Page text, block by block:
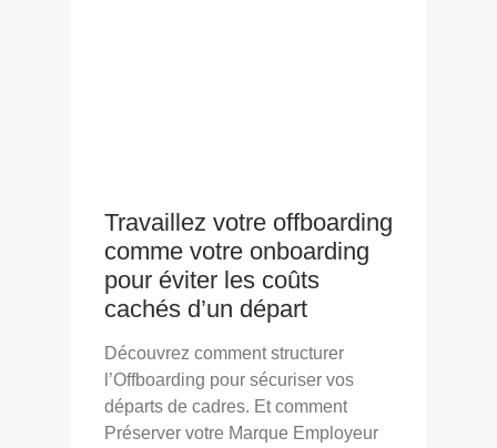
Travaillez votre offboarding
comme votre onboarding
pour éviter les coûts
cachés d’un départ
Découvrez comment structurer
l’Offboarding pour sécuriser vos
départs de cadres. Et comment
Préserver votre Marque Employeur